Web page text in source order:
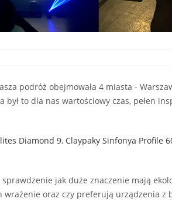
podróż obejmowała 4 miasta -
to dla nas wartościowy czas, pełen
Diamond 9, Claypaky Sinfonya Profile
jak duże znaczenie mają
oraz czy preferują urządzenia z